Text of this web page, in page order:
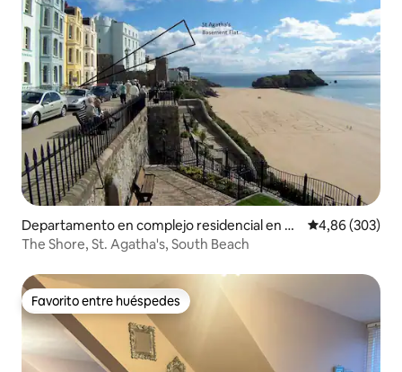
Departamento en complejo residencial en Te
nby
Calificación
4,86 (303)
The Shore, St. Agatha's, South Beach
Favorito entre huéspedes
Favorito entre huéspedes